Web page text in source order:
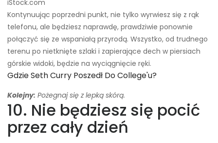
iStock.com
Kontynuując poprzedni punkt, nie tylko wyrwiesz się z rąk
telefonu, ale będziesz naprawdę, prawdziwie ponownie
połączyć się ze wspaniałą przyrodą. Wszystko, od trudnego
terenu po nietknięte szlaki i zapierające dech w piersiach
górskie widoki, będzie na wyciągnięcie ręki.
Gdzie Seth Curry Poszedł Do College'u?
Kolejny: Pożegnaj się z lepką skórą.
10. Nie będziesz się pocić
przez cały dzień